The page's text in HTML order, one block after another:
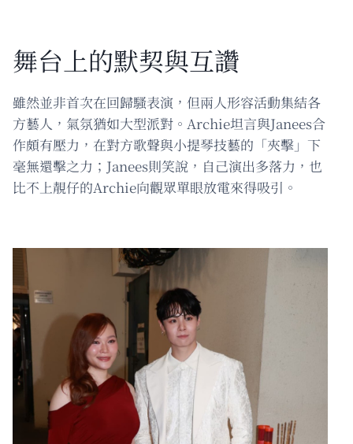
舞台上的默契與互讚
雖然並非首次在回歸騷表演，但兩人形容活動集結各
方藝人，氣氛猶如大型派對。Archie坦言與Janees合
作頗有壓力，在對方歌聲與小提琴技藝的「夾擊」下
毫無還擊之力；Janees則笑說，自己演出多落力，也
比不上靚仔的Archie向觀眾單眼放電來得吸引。